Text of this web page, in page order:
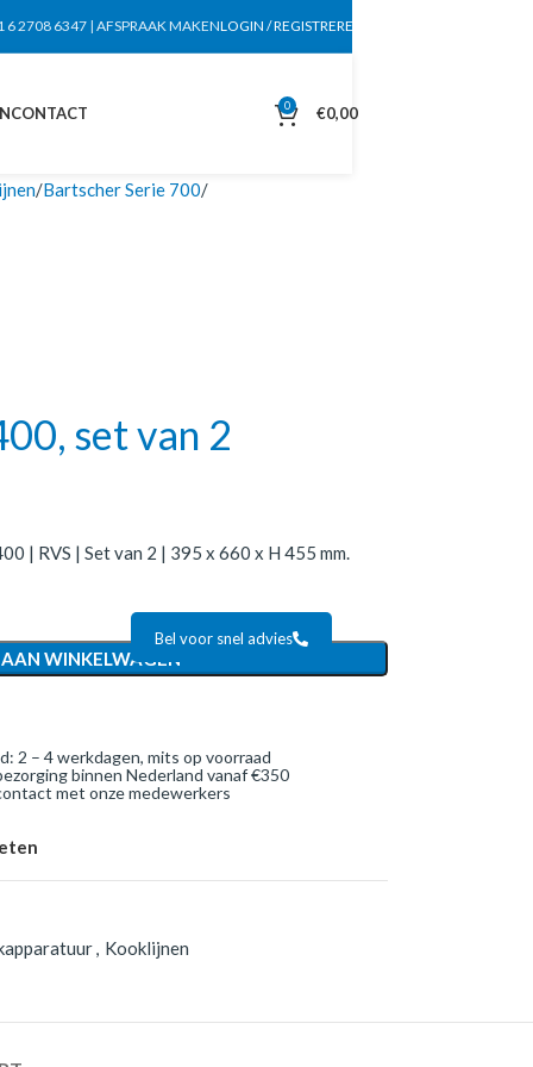
6 2708 6347 | AFSPRAAK MAKENLOGIN / REGISTREREN
CONTACT 0 €0,00
Bartscher Serie 700
set van 2
| RVS | Set van 2 | 395 x 660 x H 455 mm.
WINKELWAGEN
Bel voor snel advies
2 – 4 werkdagen, mits op voorraad
binnen Nederland vanaf €350
met onze medewerkers
, Kooklijnen